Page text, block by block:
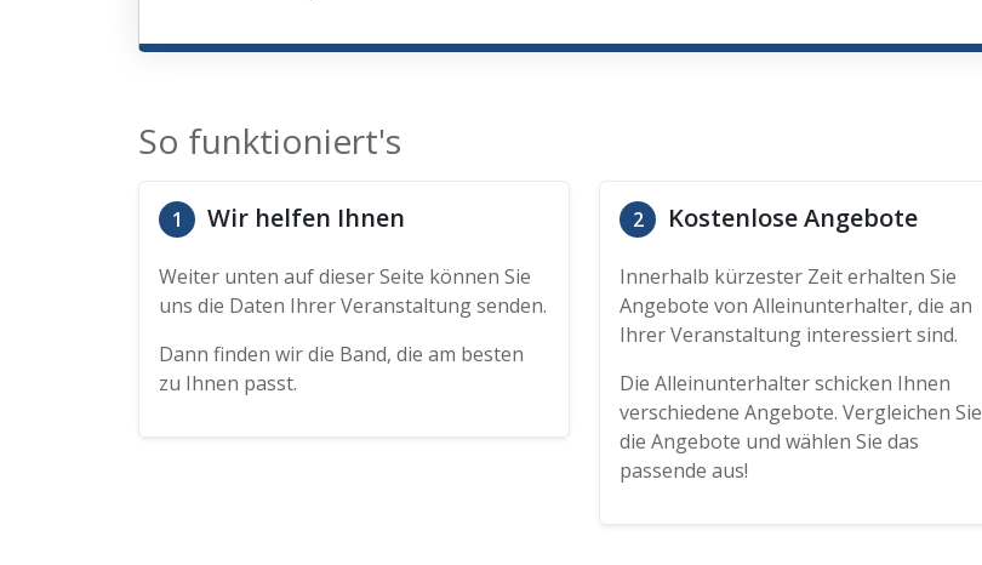
So funktioniert's
1 Wir helfen Ihnen
Weiter unten auf dieser Seite können Sie
uns die Daten Ihrer Veranstaltung senden.
Dann finden wir die Band, die am besten
zu Ihnen passt.
2 Kostenlose Angebote
Innerhalb kürzester Zeit erhalten Sie
Angebote von Alleinunterhalter, die an
Ihrer Veranstaltung interessiert sind.
Die Alleinunterhalter schicken Ihnen
verschiedene Angebote. Vergleichen Sie
die Angebote und wählen Sie das
passende aus!